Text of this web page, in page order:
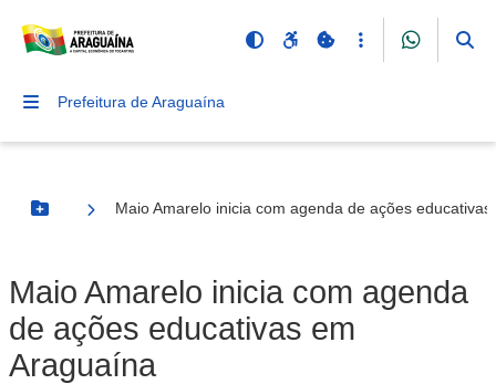
Prefeitura de Araguaína
Botão Menu
Maio Amarelo inicia com agenda de ações
Maio Amarelo inicia com agenda
de ações educativas em
Araguaína